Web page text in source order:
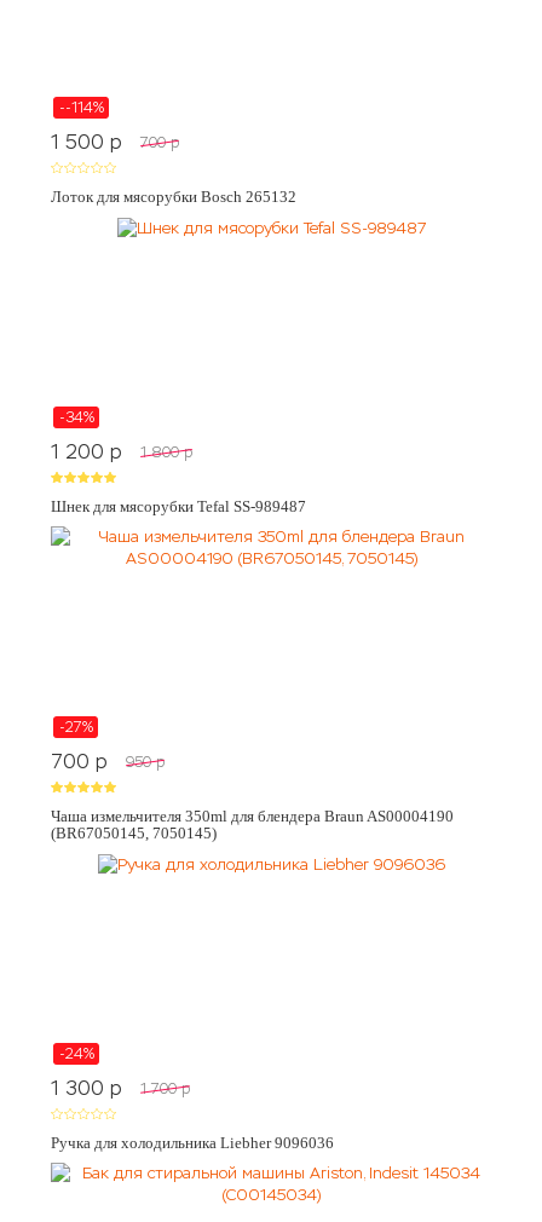
--114%
1 500 p 700 p
Лоток для мясорубки Bosch 265132
-34%
1 200 p 1 800 p
Шнек для мясорубки Tefal SS-989487
-27%
700 p 950 p
Чаша измельчителя 350ml для блендера Braun AS00004190
(BR67050145, 7050145)
-24%
1 300 p 1 700 p
Ручка для холодильника Liebher 9096036